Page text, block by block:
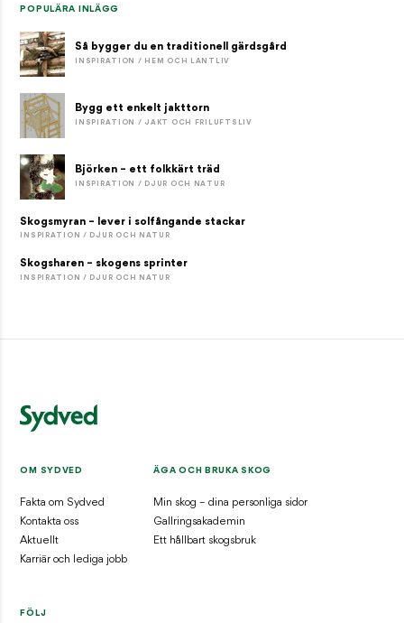
POPULÄRA INLÄGG
Så bygger du en traditionell gärdsgård
INSPIRATION / HEM OCH LANTLIV
Bygg ett enkelt jakttorn
INSPIRATION / JAKT OCH FRILUFTSLIV
Björken – ett folkkärt träd
INSPIRATION / DJUR OCH NATUR
Skogsmyran – lever i solfångande stackar
INSPIRATION / DJUR OCH NATUR
Skogsharen – skogens sprinter
INSPIRATION / DJUR OCH NATUR
OM SYDVED
Fakta om Sydved
Kontakta oss
Aktuellt
Karriär och lediga jobb
ÄGA OCH BRUKA SKOG
Min skog – dina personliga sidor
Gallringsakademin
Ett hållbart skogsbruk
FÖLJ